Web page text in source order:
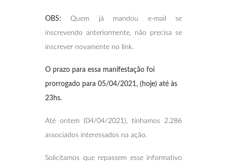
OBS:Quem já mandou e-mail se
inscrevendo anteriormente, não precisa se
inscrever novamente no link.
O prazo para essa manifestação foi
prorrogado para 05/04/2021, (hoje) até às
23hs.
Até ontem (04/04/2021), tínhamos 2.286
associados interessados na ação.
Solicitamos que repassem esse informativo